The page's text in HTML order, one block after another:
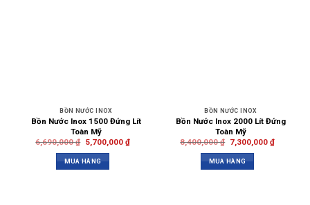
BỒN NƯỚC INOX
Bồn Nước Inox 1500 Đứng Lít
Toàn Mỹ
6,690,000₫ 5,700,000 ₫
MUA HÀNG
BỒN NƯỚC INOX
Bồn Nước Inox 2000 Lít Đứng
Toàn Mỹ
8,400,000₫ 7,300,000 ₫
MUA HÀNG